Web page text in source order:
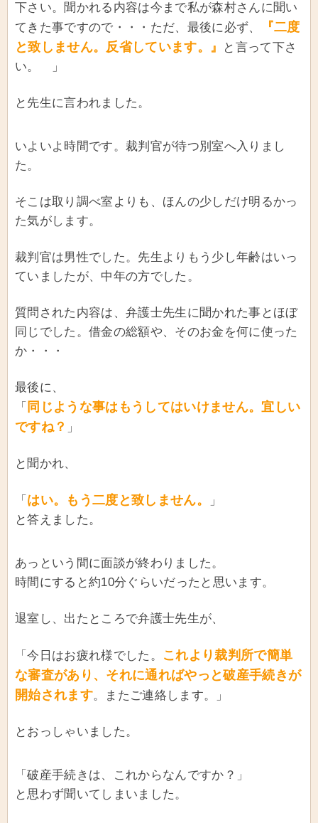
下さい。聞かれる内容は今まで私が森村さんに聞い
てきた事ですので・・・ただ、最後に必ず、
『二度
と致しません。反省しています。』
と言って下さ
い。 」
と先生に言われました。
いよいよ時間です。裁判官が待つ別室へ入りまし
た。
そこは取り調べ室よりも、ほんの少しだけ明るかっ
た気がします。
裁判官は男性でした。先生よりもう少し年齢はいっ
ていましたが、中年の方でした。
質問された内容は、弁護士先生に聞かれた事とほぼ
同じでした。借金の総額や、そのお金を何に使った
か・・・
最後に、
「 同じような事はもうしてはいけません。宜しい
ですね？ 」
と聞かれ、
「 はい。もう二度と致しません。
」
と答えました。
あっという間に面談が終わりました。
時間にすると約10分ぐらいだったと思います。
退室し、出たところで弁護士先生が、
「今日はお疲れ様でした。
これより裁判所で簡単
な審査があり、それに通ればやっと破産手続きが
開始されます。またご連絡します。」
とおっしゃいました。
「破産手続きは、これからなんですか？」
と思わず聞いてしまいました。